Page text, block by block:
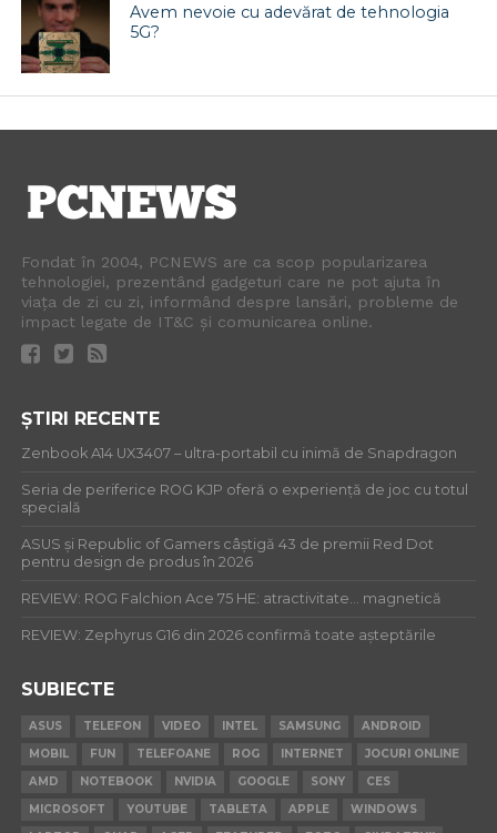
Avem nevoie cu adevărat de tehnologia
5G?
Fondat în 2004, PCNEWS are ca scop popularizarea
tehnologiei, prezentând gadgeturi care ne pot ajuta în
viața de zi cu zi, informând despre lansări, probleme de
impact legate de IT&C și comunicarea online.
ȘTIRI RECENTE
Zenbook A14 UX3407 – ultra-portabil cu inimă de Snapdragon
Seria de periferice ROG KJP oferă o experiență de joc cu totul
specială
ASUS și Republic of Gamers câștigă 43 de premii Red Dot
pentru design de produs în 2026
REVIEW: ROG Falchion Ace 75 HE: atractivitate… magnetică
REVIEW: Zephyrus G16 din 2026 confirmă toate așteptările
SUBIECTE
ASUS TELEFON VIDEO INTEL SAMSUNG
ANDROID
MOBIL
FUN TELEFOANE ROG INTERNET
JOCURI ONLINE
AMD
NOTEBOOK NVIDIA GOOGLE SONY
CES
MICROSOFT
YOUTUBE TABLETA APPLE
WINDOWS